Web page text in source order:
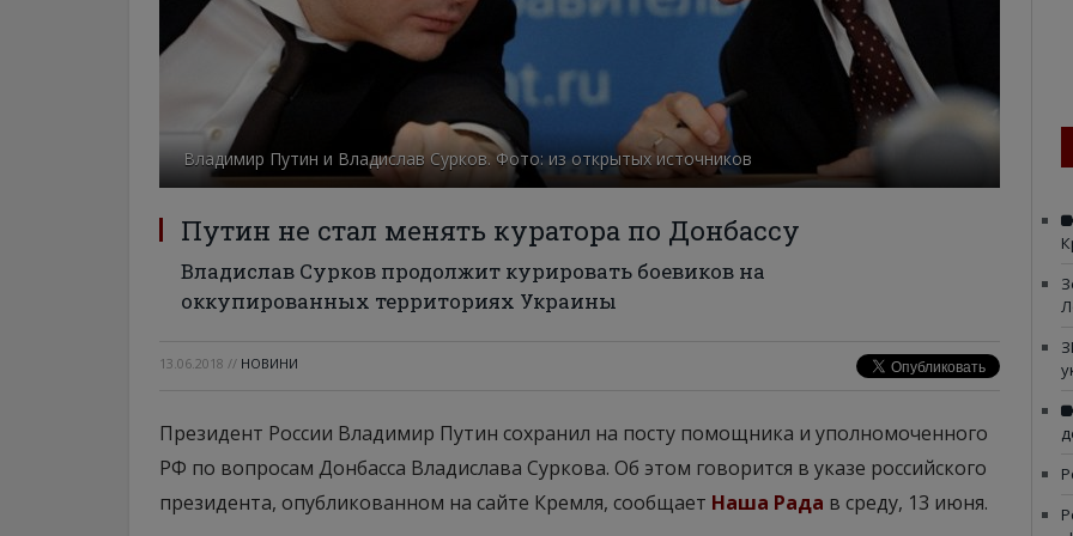
Владимир Путин и Владислав Сурков. Фото: из открытых источников
Путин не стал менять куратора по Донбассу
Владислав Сурков продолжит курировать боевиков на
оккупированных территориях Украины
13.06.2018 // НОВИНИ
Президент России Владимир Путин сохранил на посту помощника и уполномоченного
РФ по вопросам Донбасса Владислава Суркова. Об этом говорится в указе российского
президента, опубликованном на сайте Кремля, сообщает Наша Рада в среду, 13 июня.